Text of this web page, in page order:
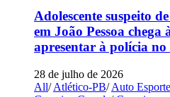
Adolescente suspeito
em João Pessoa chega
apresentar à polícia no
28 de julho de 2026
All/ Atlético-PB/ Auto Esporte